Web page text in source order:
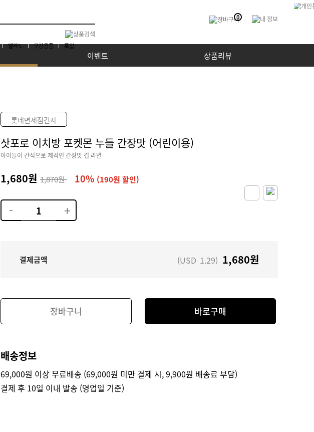
멜라노 구강용품 룩업
0
이벤트 상품리뷰
롯데면세점긴자
삿포로 이치방 포켓몬 누들 간장맛 (어린이용)
아이들이 간식으로 제격인 간장맛 컵 라면
1,680원 1,870원 10% (190원 할인)
결제금액 (USD 1.29) 1,680원
장바구니 바로구매
배송정보
69,000원 이상 무료배송 (69,000원 미만 결제 시, 9,900원 배송료 부담)
결제 후 10일 이내 발송 (영업일 기준)